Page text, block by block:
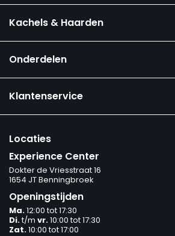
Kachels & Haarden
Onderdelen
Klantenservice
Locaties
Experience Center
Dokter de Vriesstraat 16
1654 JT Benningbroek
Openingstijden
Ma.12:00 tot 17:30
Di.t/m vr.10:00 tot 17:30
Zat.10:00 tot 17:00